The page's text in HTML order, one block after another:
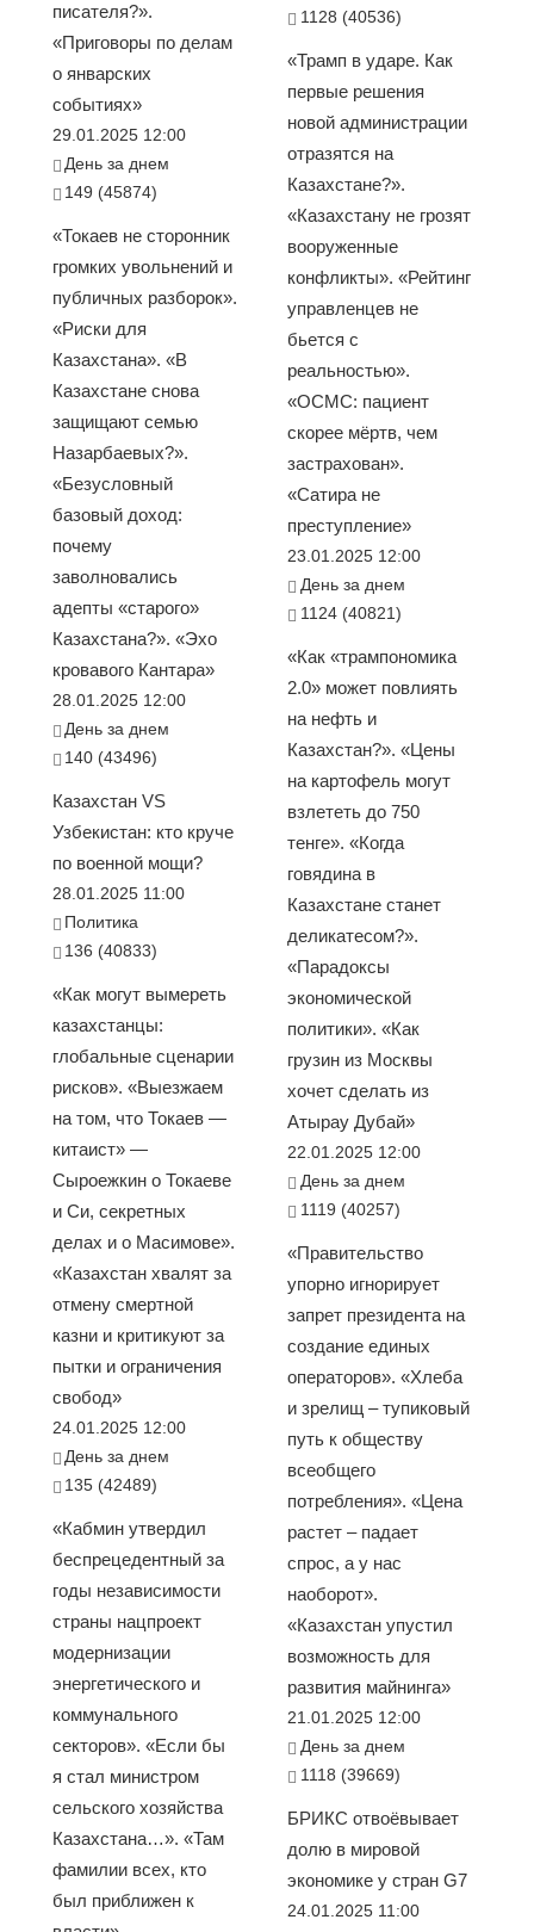
писателя?».
«Приговоры по делам
о январских
событиях»
29.01.2025 12:00
День за днем
149 (45874)
«Токаев не сторонник
громких увольнений и
публичных разборок».
«Риски для
Казахстана». «В
Казахстане снова
защищают семью
Назарбаевых?».
«Безусловный
базовый доход:
почему
заволновались
адепты «старого»
Казахстана?». «Эхо
кровавого Кантара»
28.01.2025 12:00
День за днем
140 (43496)
Казахстан VS
Узбекистан: кто круче
по военной мощи?
28.01.2025 11:00
Политика
136 (40833)
«Как могут вымереть
казахстанцы:
глобальные сценарии
рисков». «Выезжаем
на том, что Токаев —
китаист» —
Сыроежкин о Токаеве
и Си, секретных
делах и о Масимове».
«Казахстан хвалят за
отмену смертной
казни и критикуют за
пытки и ограничения
свобод»
24.01.2025 12:00
День за днем
135 (42489)
«Кабмин утвердил
беспрецедентный за
годы независимости
страны нацпроект
модернизации
энергетического и
коммунального
секторов». «Если бы
я стал министром
сельского хозяйства
Казахстана…». «Там
фамилии всех, кто
был приближен к
1128 (40536)
«Трамп в ударе. Как
первые решения
новой администрации
отразятся на
Казахстане?».
«Казахстану не грозят
вооруженные
конфликты». «Рейтинг
управленцев не
бьется с
реальностью».
«ОСМС: пациент
скорее мёртв, чем
застрахован».
«Сатира не
преступление»
23.01.2025 12:00
День за днем
1124 (40821)
«Как «трампономика
2.0» может повлиять
на нефть и
Казахстан?». «Цены
на картофель могут
взлететь до 750
тенге». «Когда
говядина в
Казахстане станет
деликатесом?».
«Парадоксы
экономической
политики». «Как
грузин из Москвы
хочет сделать из
Атырау Дубай»
22.01.2025 12:00
День за днем
1119 (40257)
«Правительство
упорно игнорирует
запрет президента на
создание единых
операторов». «Хлеба
и зрелищ – тупиковый
путь к обществу
всеобщего
потребления». «Цена
растет – падает
спрос, а у нас
наоборот».
«Казахстан упустил
возможность для
развития майнинга»
21.01.2025 12:00
День за днем
1118 (39669)
БРИКС отвоёвывает
долю в мировой
экономике у стран G7
24.01.2025 11:00